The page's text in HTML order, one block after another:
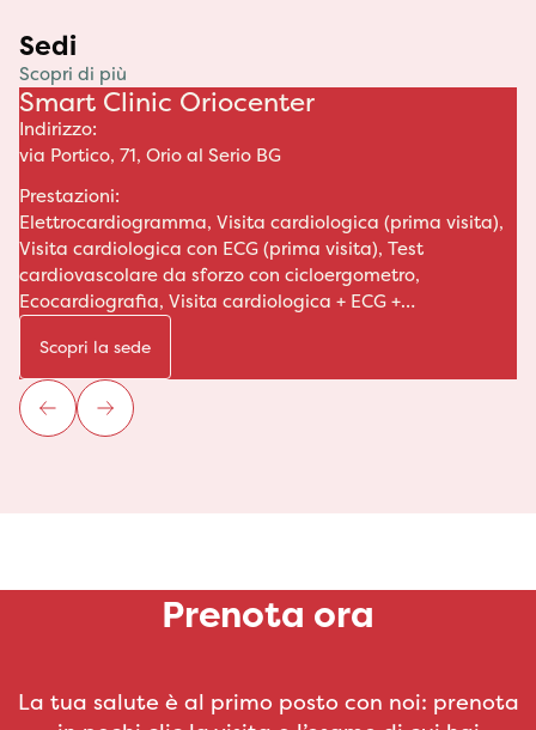
Sedi
Scopri di più
Smart Clinic Oriocenter
Indirizzo:
via Portico, 71, Orio al Serio BG
Prestazioni:
Elettrocardiogramma, Visita cardiologica (prima visita),
Visita cardiologica con ECG (prima visita), Test
cardiovascolare da sforzo con cicloergometro,
Ecocardiografia, Visita cardiologica + ECG +
ecocardiografia (prima visita), Visita cardiologica ed
ECG per rinnovo patente, Monitoraggio continuo della
pressione arteriosa delle 24h (Holter pressorio),
Elettrocardiogramma dinamico delle 24 ore
Scopri la sede